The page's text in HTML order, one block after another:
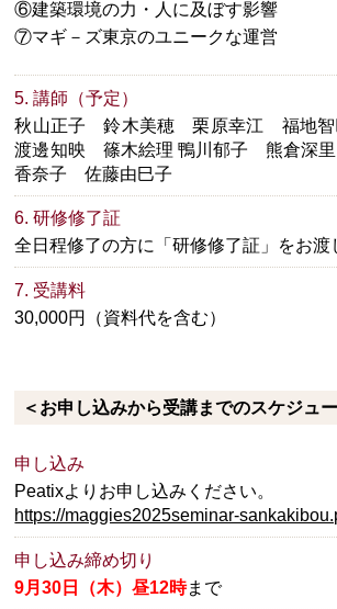
⑥建築環境の力・人に及ぼす影響
⑦マギ－ズ東京のユニークな運営
5. 講師（予定）
秋山正子 鈴木美穂 栗原幸江 福地
渡邊知映 篠木絵理 鴨川郁子 熊倉深
香奈子 佐藤由巳子
6. 研修修了証
全日程修了の方に「研修修了証」をお渡
7. 受講料
30,000円（資料代を含む）
＜お申し込みから受講までのスケジュ
申し込み
Peatixよりお申し込みください。
https://maggies2025seminar-
申し込み締め切り
9月30日（木）昼12時まで